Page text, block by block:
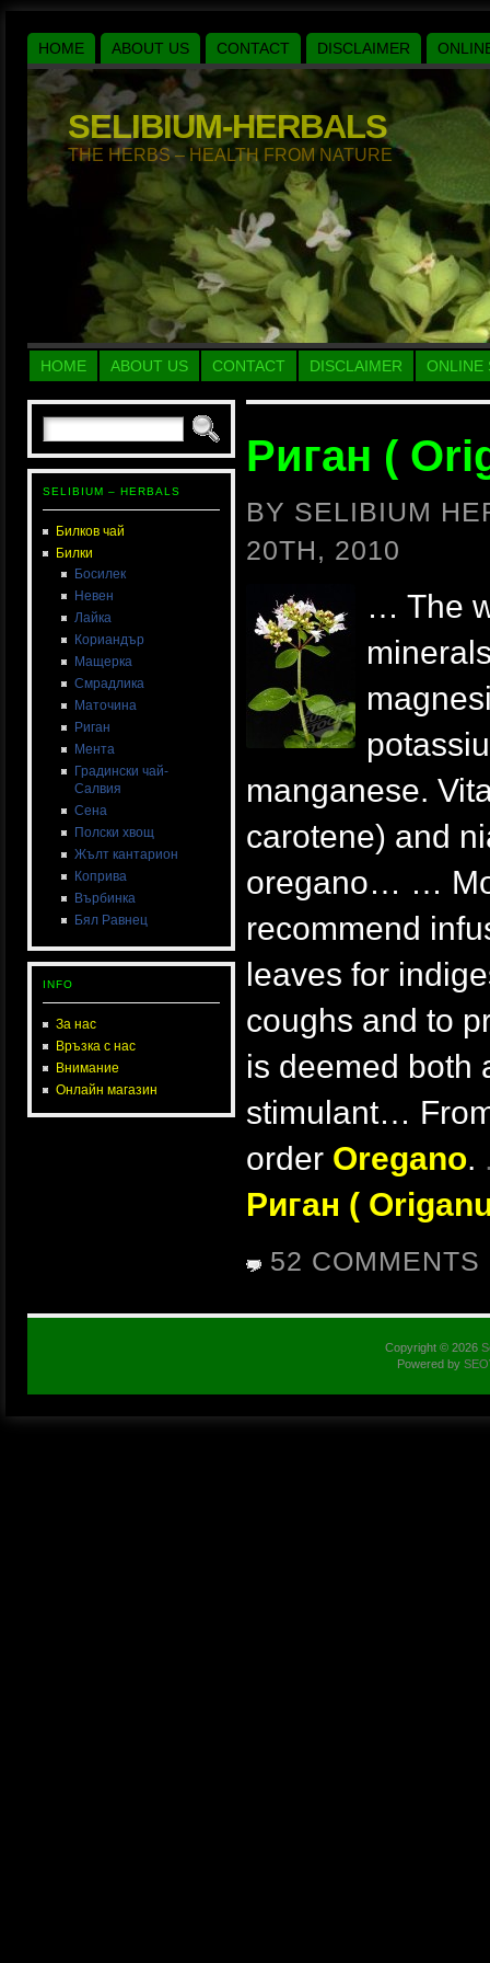
HOME ABOUT US CONTACT DISCLAIMER
SELIBIUM-HERBALS
THE HERBS – HEALTH FROM NATURE
HOME ABOUT US CONTACT DISCLAIMER ONLINE
SELIBIUM – HERBALS
Билков чай
Билки
Босилек
Невен
Лайка
Кориандър
Мащерка
Смрадлика
Маточина
Риган
Мента
Градински чай-
Салвия
Сена
Полски хвощ
Жълт кантарион
Коприва
Върбинка
Бял Равнец
INFO
За нас
Връзка с нас
Внимание
Онлайн магазин
Риган (
BY SELIBIUM
20TH, 2010
… The
manganese.
carotene) and
oregano… …
recommend
leaves for
coughs and to
is deemed both
stimulant…
order Oregano.
Риган (
52 COMMENTS
Copyright © 2026
Powered by